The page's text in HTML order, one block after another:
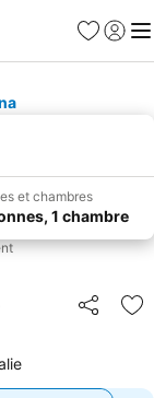
Favoris
Se
et chambres
1 chambre
Partager